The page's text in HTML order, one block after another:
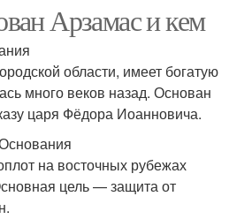
Арзамас и кем
области, имеет богатую
много веков назад. Основан
царя Фёдора Иоанновича.
на восточных рубежах
цель — защита от